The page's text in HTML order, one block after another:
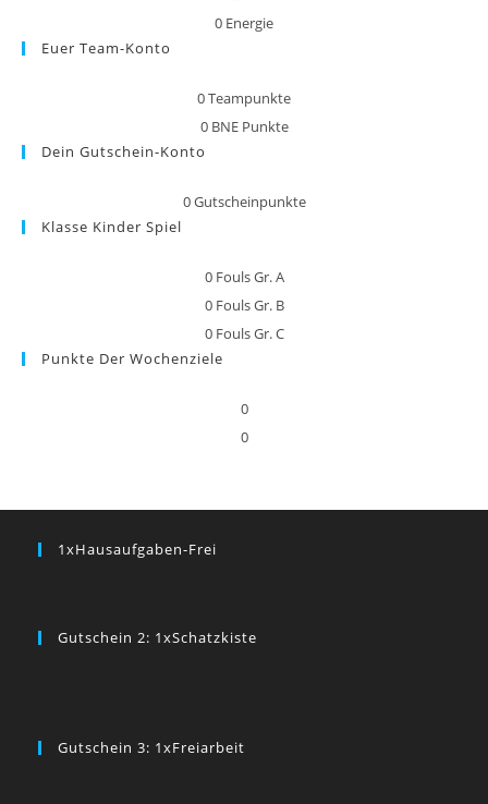
0 Energie
Euer Team-Konto
0Teampunkte
0 BNE Punkte
Dein Gutschein-Konto
0Gutscheinpunkte
Klasse Kinder Spiel
0 Fouls Gr. A
0 Fouls Gr. B
0 Fouls Gr. C
Punkte Der Wochenziele
0
0
1xHausaufgaben-Frei
Gutschein 2: 1xSchatzkiste
Gutschein 3: 1xFreiarbeit